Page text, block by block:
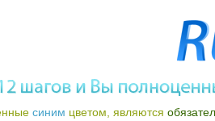
синим цветом, являются